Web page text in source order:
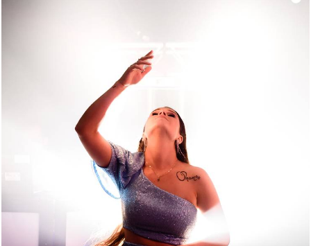
420 0